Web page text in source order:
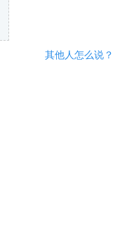
其他人怎么说？